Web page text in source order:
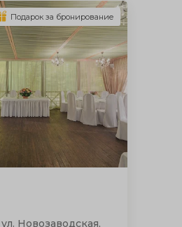
веранды для свадьбы
диванами, и могут
от холода зимой и жары
можно на застекленной
быть слишком душно в жаркий
отлично подойдет для
в тенистой прохладе
уберечь гостей от ветра
в шатре.
Новозаводская,
Подарок за бронирование